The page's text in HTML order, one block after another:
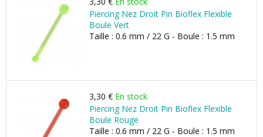
Piercing Nez Droit Pin Bioflex Flexible
Boule Vert
Taille : 0.6 mm / 22 G - Boule : 1.5 mm
3,30 € En stock
Piercing Nez Droit Pin Bioflex Flexible
Boule Rouge
Taille : 0.6 mm / 22 G - Boule : 1.5 mm